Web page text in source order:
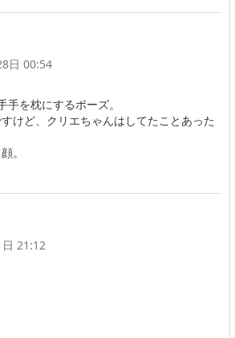
日 00:54
を枕にするポーズ。
けど、クリエちゃんはしてたことあった
。
21:12